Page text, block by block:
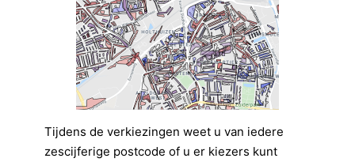
Tijdens de verkiezingen weet u van iedere
zescijferige postcode of u er kiezers kunt